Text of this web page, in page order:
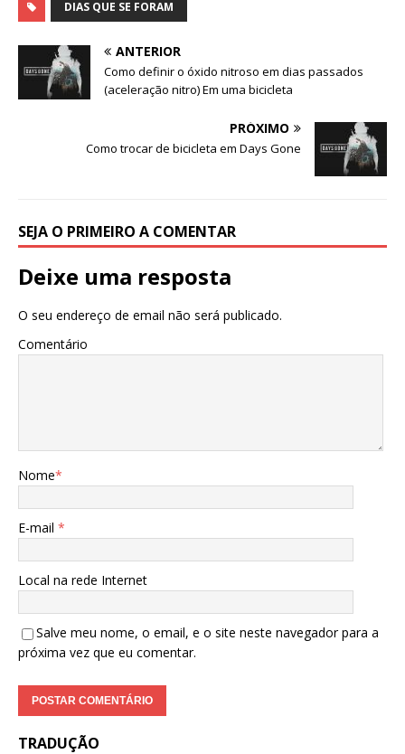
DIAS QUE SE FORAM
ANTERIOR
Como definir o óxido nitroso em dias passados
(aceleração nitro) Em uma bicicleta
PRÓXIMO
Como trocar de bicicleta em Days Gone
SEJA O PRIMEIRO A COMENTAR
Deixe uma resposta
O seu endereço de email não será publicado.
Comentário
Nome*
E-mail *
Local na rede Internet
Salve meu nome, o email, e o site neste navegador para a
próxima vez que eu comentar.
TRADUÇÃO